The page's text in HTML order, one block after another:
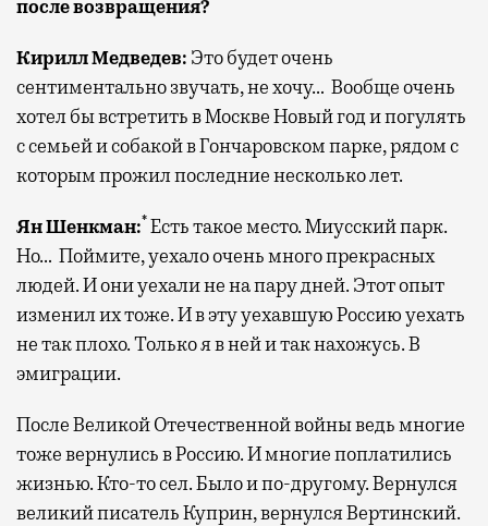
после возвращения?
Кирилл Медведев: Это будет очень
сентиментально звучать, не хочу… Вообще очень
хотел бы встретить в Москве Новый год и погулять
с семьей и собакой в Гончаровском парке, рядом с
которым прожил последние несколько лет.
Ян Шенкман:*Есть такое место. Миусский парк.
Но… Поймите, уехало очень много прекрасных
людей. И они уехали не на пару дней. Этот опыт
изменил их тоже. И в эту уехавшую Россию уехать
не так плохо. Только я в ней и так нахожусь. В
эмиграции.
После Великой Отечественной войны ведь многие
тоже вернулись в Россию. И многие поплатились
жизнью. Кто-то сел. Было и по-другому. Вернулся
великий писатель Куприн, вернулся Вертинский.